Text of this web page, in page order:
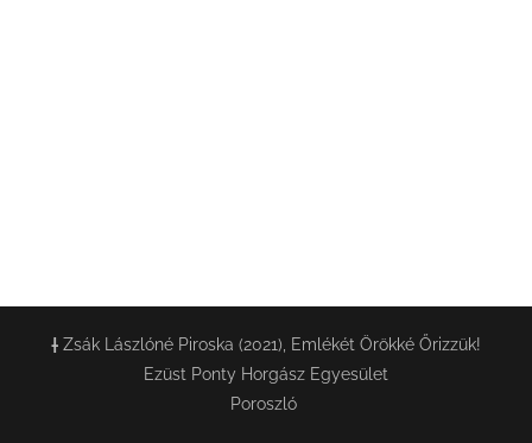
† Zsák Lászlóné Piroska (2021), Emlékét Örökké Őrizzük!
Ezüst Ponty Horgász Egyesület
Poroszló